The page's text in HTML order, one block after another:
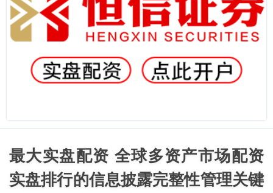
最大实盘配资 全球多资产市场配资
实盘排行的信息披露完整性管理关键